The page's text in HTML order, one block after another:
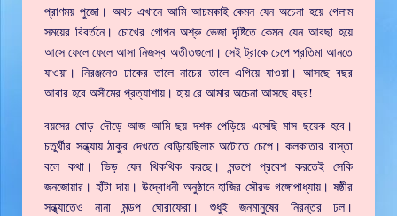
প্রাণময় পুজো। অথচ এখানে আমি আচমকাই কেমন যেন অচেনা হয়ে গেলাম
সময়ের বিবর্তনে। চোখের গোপন অশ্রু ভেজা দৃষ্টিতে কেমন যেন আবছা হয়ে
আসে ফেলে ফেলে আসা নিজস্ব অতীতগুলো। সেই ট্রাকে চেপে প্রতিমা আনতে
যাওয়া। নিরঞ্জনেও ঢাকের তালে নাচের তালে এগিয়ে যাওয়া। আসছে বছর
আবার হবে অসীমের প্রত্যাশায়। হায় রে আমার অচেনা আসছে বছর!
বয়সের ঘোড় দৌড়ে আজ আমি ছয় দশক পেড়িয়ে এসেছি মাস ছয়েক হবে।
চতুর্থীর সন্ধ্যায় ঠাকুর দেখতে বেড়িয়েছিলাম অটোতে চেপে। কলকাতার রাস্তা
বলে কথা। ভিড় যেন থিকথিক করছে। মন্ডপে প্রবেশ করতেই সেকি
জনজোয়ার। হাঁটা দায়। উদ্বোধনী অনুষ্ঠানে হাজির সৌরভ গঙ্গোপাধ্যায়। ষষ্ঠীর
সন্ধ্যাতেও নানা মন্ডপ ঘোরাফেরা। শুধুই জনমানুষের নিরন্তর ঢল।